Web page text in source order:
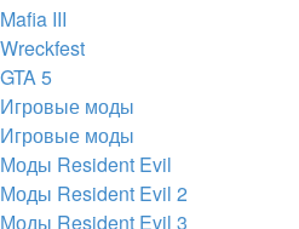
Mafia III
Wreckfest
GTA 5
Игровые моды
Игровые моды
Моды Resident Evil
Моды Resident Evil 2
Моды Resident Evil 3